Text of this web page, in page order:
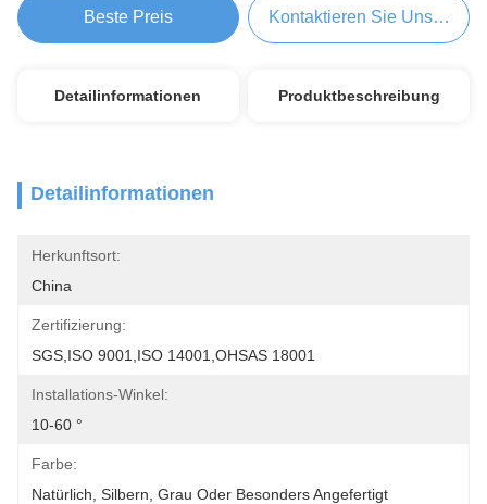
Beste Preis Kontaktieren Sie Uns Jetzt
Detailinformationen Produktbeschreibung
Detailinformationen
Herkunftsort:
China
Zertifizierung:
SGS,ISO 9001,ISO 14001,OHSAS 18001
Installations-Winkel:
10-60 °
Farbe:
Natürlich, Silbern, Grau Oder Besonders Angefertigt